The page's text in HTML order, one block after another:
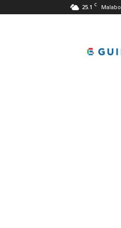
25.1 C Malabo